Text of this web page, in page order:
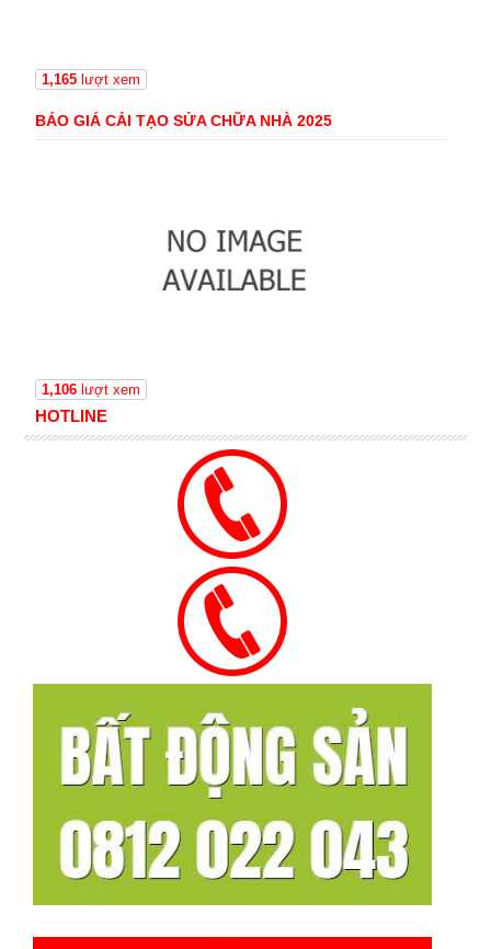
1,165lượt xem
BÁO GIÁ CẢI TẠO SỬA CHỮA NHÀ 2025
1,106lượt xem
HOTLINE